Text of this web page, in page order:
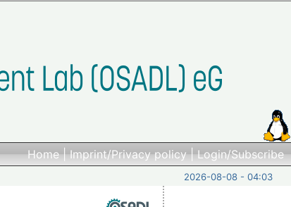
Home|Imprint/Privacy policy|Login/Subscribe
2026-08-08 - 04:03